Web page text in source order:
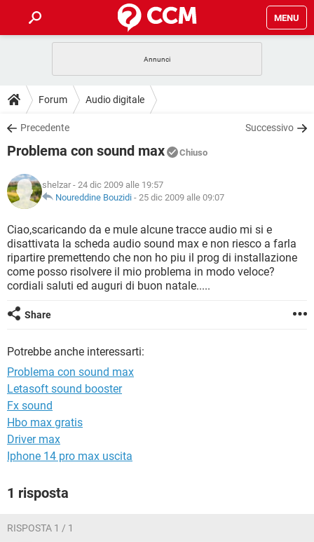
MENU
INTRATTENIMENTO
iOS
INSTAGRAM WHATSAPP
TIKTOK
HARDWARE
GUIDE
COVID-19
INSTAGRAM
TIKTOK
HARDWARE
DOWNLOAD
COVID-19 GAMING
INTRATTENIMENTO
iOS WINDOWS 10
INSTAGRAM
TIKTOK FACEBOOK
HARDWARE
COVID-19
INTRATTENIMENTO
iOS WINDOWS 10
INSTAGRAM WHATSAPP
TIKTOK FACEBOOK
HARDWARE
GLOSSARIO
COVID-19
INTRATTENIMENTO ANDROID
iOS WINDOWS 10
TIKTOK
Forum Audio digitale
Precedente Successivo
Problema con sound max Chiuso
shelzar - 24 dic 2009 alle 19:57
Noureddine Bouzidi - 25 dic 2009 alle 09:07
Ciao,scaricando da e mule alcune tracce audio mi si e
disattivata la scheda audio sound max e non riesco a farla
ripartire premettendo che non ho piu il prog di installazione
come posso risolvere il mio problema in modo veloce?
cordiali saluti ed auguri di buon natale.....
Share
Potrebbe anche interessarti:
Problema con sound max
Letasoft sound booster
Fx sound
Hbo max gratis
Driver max
Iphone 14 pro max uscita
1 risposta
RISPOSTA 1 / 1